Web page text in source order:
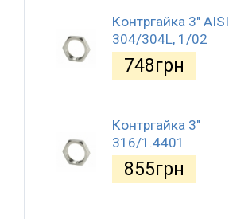
Контргайка 3" AISI
304/304L, 1/02
748грн
Контргайка 3"
316/1.4401
855грн